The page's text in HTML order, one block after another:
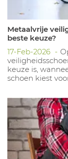
Metaalvrije
beste keuze?
17-Feb-2026
keuze is,
schoen kiest